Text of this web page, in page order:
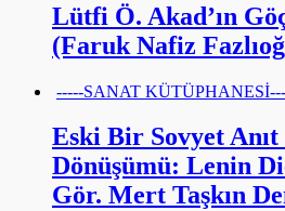
Lütfi Ö. Akad’ın
(Faruk Nafiz
-----SANAT
Eski Bir Sovyet
Dönüşümü: Lenin
Gör. Mert Taşkın